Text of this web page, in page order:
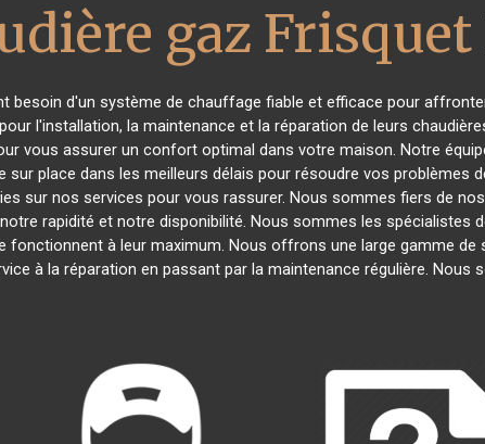
gaz Frisquet
besoin d'un système de chauffage fiable et efficace pour
l'installation, la maintenance et la réparation de leurs
vous assurer un confort optimal dans votre maison. Notre
sur place dans les meilleurs délais pour résoudre vos problèmes
sur nos services pour vous rassurer. Nous sommes fiers de
rapidité et notre disponibilité. Nous sommes les spécialistes
à leur maximum. Nous offrons une large gamme de
à la réparation en passant par la maintenance régulière. Nous